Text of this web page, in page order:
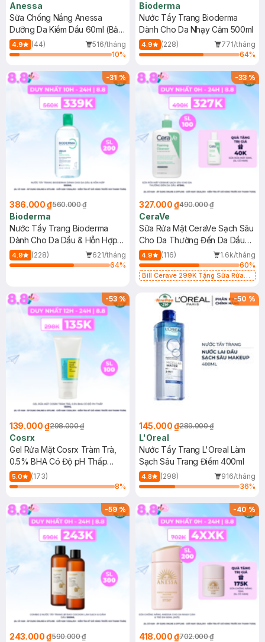
Anessa
Sữa Chống Nắng Anessa
Dưỡng Da Kiềm Dầu 60ml (Bản
Mới)
4.9 (44)
516/tháng
10%
Bioderma
Nước Tẩy Trang Bioderma
Dành Cho Da Nhạy Cảm 500ml
4.9 (228)
771/tháng
64%
-31%
386.000 ₫560.000 ₫
Bioderma
Nước Tẩy Trang Bioderma
Dành Cho Da Dầu & Hỗn Hợp
500ml
4.9 (228)
621/tháng
64%
-33%
327.000 ₫490.000 ₫
CeraVe
Sữa Rửa Mặt CeraVe Sạch Sâu
Cho Da Thường Đến Da Dầu
473ml
4.9 (116)
1.6k/tháng
60%
Bill Cerave 299K Tặng Sữa Rửa
-53%
139.000 ₫298.000 ₫
Cosrx
Gel Rửa Mặt Cosrx Tràm Trà,
0.5% BHA Có Độ pH Thấp
150ml
5.0
(173)
8%
-50 %
145.000 ₫289.000 ₫
L'Oreal
Nước Tẩy Trang L'Oreal Làm
Sạch Sâu Trang Điểm 400ml
4.8 (298)
916/tháng
36%
-59%
243.000 ₫590.000 ₫
-40%
418.000 ₫702.000 ₫